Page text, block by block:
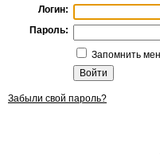
Логин:
Пароль:
Запомнить
Забыли свой пароль?